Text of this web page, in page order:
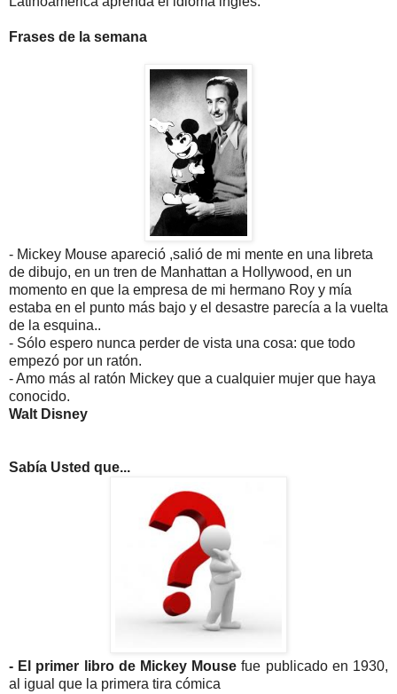
Frases de la semana
- Mickey Mouse apareció ,salió de mi mente en una libreta
de dibujo, en un tren de Manhattan a Hollywood, en un
momento en que la empresa de mi hermano Roy y mía
estaba en el punto más bajo y el desastre parecía a la vuelta
de la esquina..
- Sólo espero nunca perder de vista una cosa: que todo
empezó por un ratón.
- Amo más al ratón Mickey que a cualquier mujer que haya
conocido.
Walt Disney
Sabía Usted que...
- El primer libro de Mickey Mousefue publicado en 1930,
al igual que la primera tira cómica